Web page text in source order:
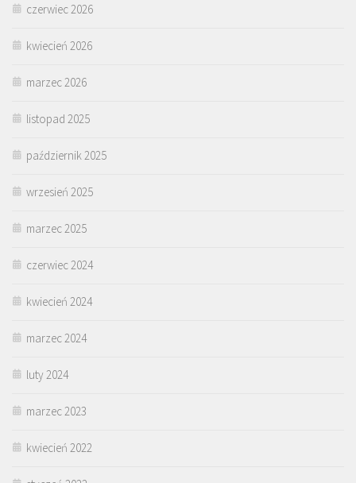
czerwiec 2026
kwiecień 2026
marzec 2026
listopad 2025
październik 2025
wrzesień 2025
marzec 2025
czerwiec 2024
kwiecień 2024
marzec 2024
luty 2024
marzec 2023
kwiecień 2022